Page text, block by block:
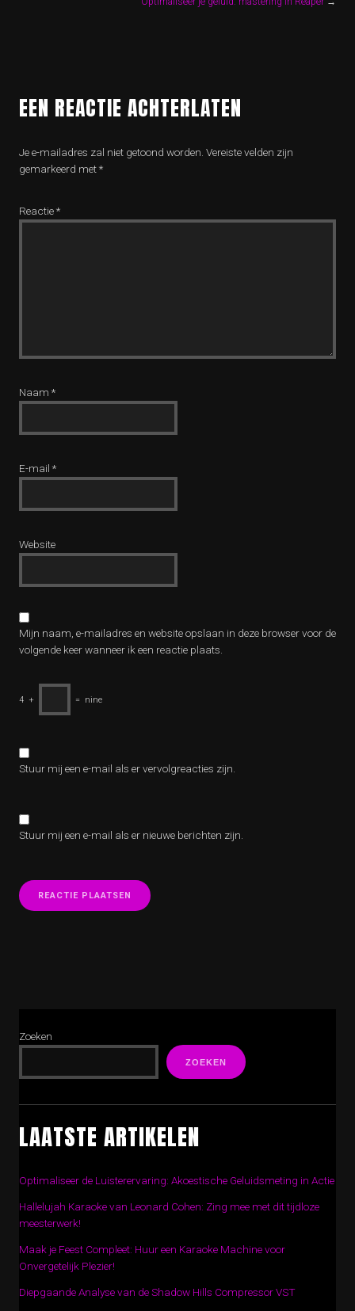
EEN REACTIE ACHTERLATEN
Je e-mailadres zal niet getoond worden. Vereiste velden zijn
gemarkeerd met*
Reactie*
Naam *
E-mail *
Website
Mijn naam, e-mailadres en website opslaan in deze browser voor de
volgende keer wanneer ik een reactie plaats.
4 + = nine
Stuur mij een e-mail als er vervolgreacties zijn.
Stuur mij een e-mail als er nieuwe berichten zijn.
Zoeken
ZOEKEN
LAATSTE ARTIKELEN
Optimaliseer de Luisterervaring: Akoestische Geluidsmeting in Actie
Hallelujah Karaoke van Leonard Cohen: Zing mee met dit tijdloze
meesterwerk!
Maak je Feest Compleet: Huur een Karaoke Machine voor
Onvergetelijk Plezier!
Diepgaande Analyse van de Shadow Hills Compressor VST